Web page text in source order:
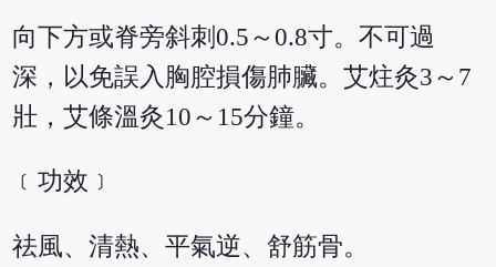
向下方或脊旁斜刺0.5～0.8寸。不可過
深，以免誤入胸腔損傷肺臟。艾炷灸3～7
壯，艾條溫灸10～15分鐘。
﹝功效﹞
祛風、清熱、平氣逆、舒筋骨。